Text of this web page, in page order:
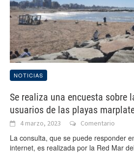
NOTICIAS
Se realiza una encuesta sobre
usuarios de las playas
4 marzo, 2023 Comentario
La consulta, que se puede responder
internet, es realizada por la Red Mar